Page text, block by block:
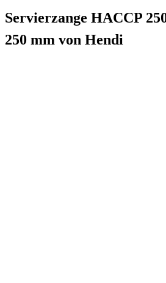
Servierzange HACCP
250 mm von Hendi